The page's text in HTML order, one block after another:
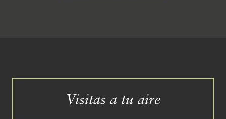
Visitas a tu aire